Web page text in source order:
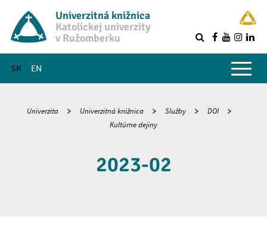
Univerzitná knižnica
Katolíckej univerzity
v Ružomberku
SK EN
Hlavné menu
Univerzita Univerzitná knižnica Služby
DOI
Kultúrne dejiny
2023-02